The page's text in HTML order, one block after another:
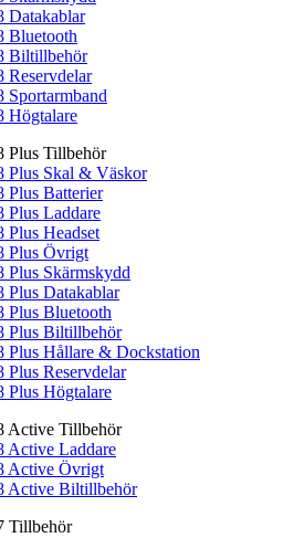
Datakablar
Bluetooth
Biltillbehör
Reservdelar
Sportarmband
Högtalare
Plus Tillbehör
Plus Skal & Väskor
Plus Batterier
Plus Laddare
Plus Headset
Plus Övrigt
Plus Skärmskydd
Plus Datakablar
Plus Bluetooth
Plus Biltillbehör
Plus Hållare & Dockstation
Plus Reservdelar
Plus Högtalare
Active Tillbehör
Active Laddare
Active Övrigt
Active Biltillbehör
Tillbehör